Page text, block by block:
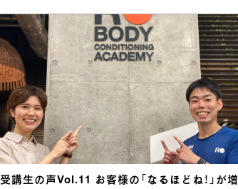
受講生の声Vol.11 お客様の「なるほどね！」が増